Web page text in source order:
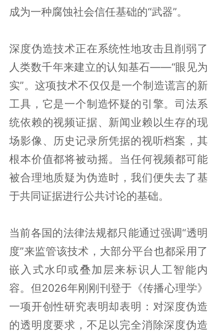
成为一种腐蚀社会信任基础的“武器”。
深度伪造技术正在系统性地攻击且削弱了
人类数千年来建立的认知基石——“眼见为
实”。这项技术不仅仅是一个制造谎言的新
工具，它是一个制造怀疑的引擎。司法系
统依赖的视频证据、新闻业赖以生存的现
场影像、历史记录所凭据的视听档案，其
根本价值都将被动摇。当任何视频都可能
被合理地质疑为伪造时，我们便失去了基
于共同证据进行公共讨论的基础。
当前各国的法律法规都只能通过强调“透明
度”来监管该技术，大部分平台也都采用了
嵌入式水印或叠加层来标识人工智能内
容。但2026年刚刚刊登于《传播心理学》
一项开创性研究表明却表明：对深度伪造
的透明度要求，不足以完全消除深度伪造